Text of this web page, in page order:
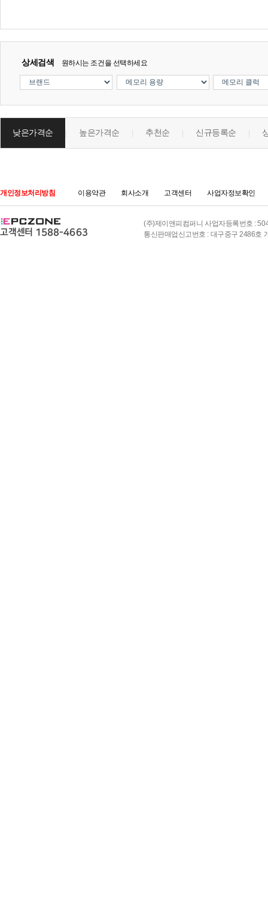
상세검색 원하시는 조건을 선택하세요
낮은가격순 높은가격순 추천순 신규등록순
개인정보처리방침 이용약관 회사소개 고객센터 사업자정보확인
(주)제이앤피컴퍼니 사업자등록번호 :
통신판매업신고번호 : 대구중구 2486호